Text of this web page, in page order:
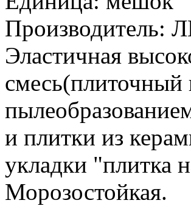
Производитель:
Эластичная
и плитки из
укладки "плитка
Морозостойкая.